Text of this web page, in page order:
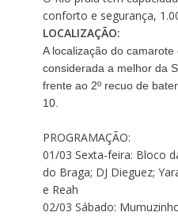
conforto e segurança,
LOCALIZAÇÃO:
A localização do
considerada a melhor da
frente ao 2º recuo de
10.
PROGRAMAÇÃO:
01/03 Sexta-feira: Bloco
do Braga; DJ Dieguez;
e Reah
02/03 Sábado: